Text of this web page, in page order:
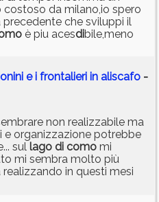
costoso da milano,io spero
che sviluppi il
è piu acesdibile,meno
e i frontalieri in aliscafo -
non realizzabile ma
e organizzazione potrebbe
sul lago di como mi
mi sembra molto più
in questi mesi